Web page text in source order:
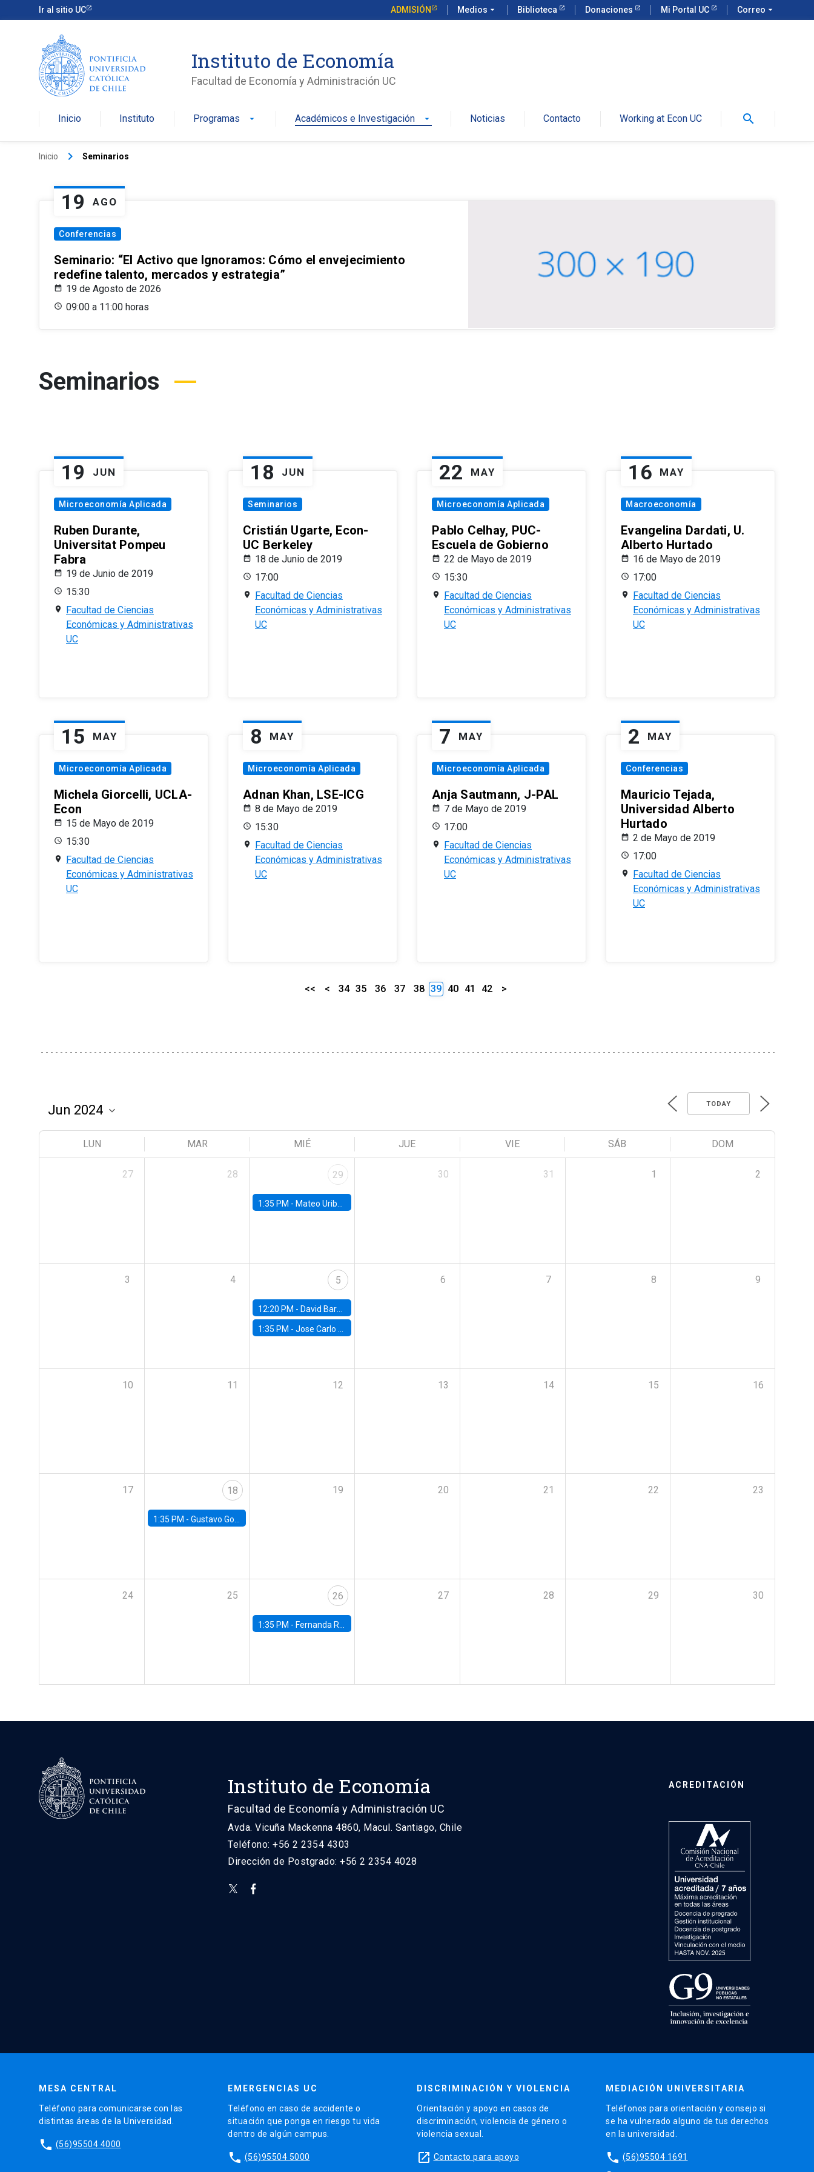
Ir al sitio UC ADMISIÓN Medios arrow_drop_down Biblioteca Donaciones Mi Portal UC Correo arrow_drop_down
Instituto de Economía
Facultad de Economía y Administración UC
Inicio Instituto Programas arrow_drop_down Académicos e Investigación arrow_drop_down Noticias Contacto Working at Econ UC search
Inicio keyboard_arrow_right Seminarios
19 AGO
Conferencias
Seminario: “El Activo que Ignoramos: Cómo el envejecimiento
redefine talento, mercados y estrategia”
19 de Agosto de 2026
09:00 a 11:00 horas
Seminarios
19 JUN
Microeconomía Aplicada
Ruben Durante,
Universitat Pompeu
Fabra
19 de Junio de 2019
15:30
Facultad de Ciencias
Económicas y Administrativas
UC
18 JUN
Seminarios
Cristián Ugarte, Econ-
UC Berkeley
18 de Junio de 2019
17:00
Facultad de Ciencias
Económicas y Administrativas
UC
22 MAY
Microeconomía Aplicada
Pablo Celhay, PUC-
Escuela de Gobierno
22 de Mayo de 2019
15:30
Facultad de Ciencias
Económicas y Administrativas
UC
16 MAY
Macroeconomía
Evangelina Dardati, U.
Alberto Hurtado
16 de Mayo de 2019
17:00
Facultad de Ciencias
Económicas y Administrativas
UC
15 MAY
Microeconomía Aplicada
Michela Giorcelli, UCLA-
Econ
15 de Mayo de 2019
15:30
Facultad de Ciencias
Económicas y Administrativas
UC
8 MAY
Microeconomía Aplicada
Adnan Khan, LSE-ICG
8 de Mayo de 2019
15:30
Facultad de Ciencias
Económicas y Administrativas
UC
7 MAY
Microeconomía Aplicada
Anja Sautmann, J-PAL
7 de Mayo de 2019
17:00
Facultad de Ciencias
Económicas y Administrativas
UC
2 MAY
Conferencias
Mauricio Tejada,
Universidad Alberto
Hurtado
2 de Mayo de 2019
17:00
Facultad de Ciencias
Económicas y Administrativas
UC
<< < 34 35 36 37 38 39 40 41 42 >
TODAY
LUN MAR MIÉ JUE VIE SÁB DOM
27 28 29
1:35 PM - Mateo Uribe-Castro, Universidad de los Andes (Colombia)
30 31 1 2
3 4 5
12:20 PM - David Bardey, Universidad de los Andes - CEDE
1:35 PM -Jose Carlo Bermudez, UC (ME) & World Bank
6 7 8 9
10 11 12 13 14 15 16
17 18
1:35 PM - Gustavo González, Banco Central de Chile
19 20 21 22 23
24 25 26
1:35 PM - Fernanda Rojas Ampuero, University of Wisconsin-Madison
27 28 29 30
Instituto de Economía
Facultad de Economía y Administración UC
Avda. Vicuña Mackenna 4860, Macul. Santiago, Chile
Teléfono: +56 2 2354 4303
Dirección de Postgrado: +56 2 2354 4028
ACREDITACIÓN
MESA CENTRAL
Teléfono para comunicarse con las
distintas áreas de la Universidad.
phone (56)95504 4000
EMERGENCIAS UC
Teléfono en caso de accidente o
situación que ponga en riesgo tu vida
dentro de algún campus.
phone (56)95504 5000
DISCRIMINACIÓN Y VIOLENCIA
Orientación y apoyo en casos de
discriminación, violencia de género o
violencia sexual.
launch Contacto para apoyo
MEDIACIÓN UNIVERSITARIA
Teléfonos para orientación y consejo si
se ha vulnerado alguno de tus derechos
en la universidad.
phone (56)95504 1691